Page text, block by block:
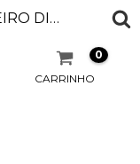
ENCOSTO DO BANCO DIANTEIRO DIREITO CINZA PASSAGEIRO ORIGINAL ESCORT HOBBY 1993 A 1996
CARRINHO
0